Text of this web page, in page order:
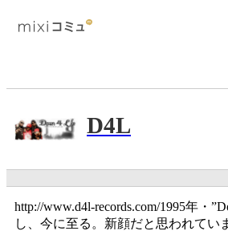
D4L
http://www.d4l-records.com/1995年・
し、今に至る。新顔だと思われてい